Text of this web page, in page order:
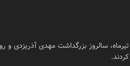
به گزارش روابط‌عمومی اداره‌کل کانون پرورش فکری خوزستان، به